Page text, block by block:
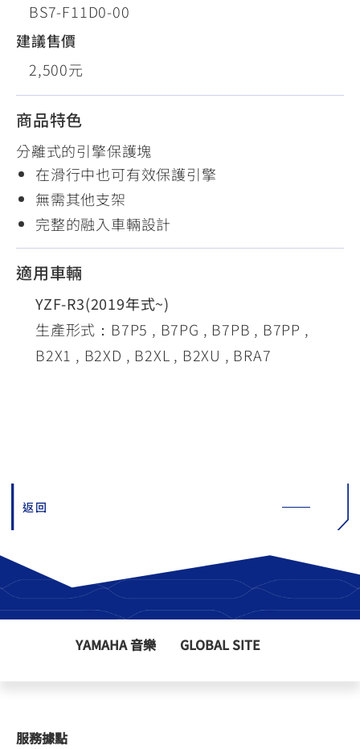
BS7-F11D0-00
建議售價
2,500元
商品特色
分離式的引擎保護塊
在滑行中也可有效保護引擎
無需其他支架
完整的融入車輛設計
適用車輛
YZF-R3(2019年式~)
生產形式：B7P5 , B7PG , B7PB , B7PP ,
B2X1 , B2XD , B2XL , B2XU , BRA7
返回
YAMAHA 音樂 GLOBAL SITE
服務據點